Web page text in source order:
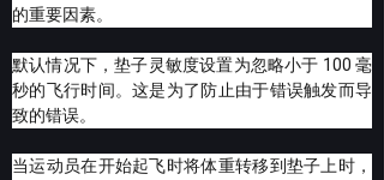
的重要因素。
默认情况下，垫子灵敏度设置为忽略小于 100 毫
秒的飞行时间。这是为了防止由于错误触发而导
致的错误。
当运动员在开始起飞时将体重转移到垫子上时，